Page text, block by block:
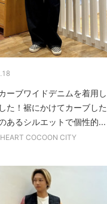
ーブワイドデニムを着用し
た！裾にかけてカーブした
あるシルエットで個性的...
COCOON CITY